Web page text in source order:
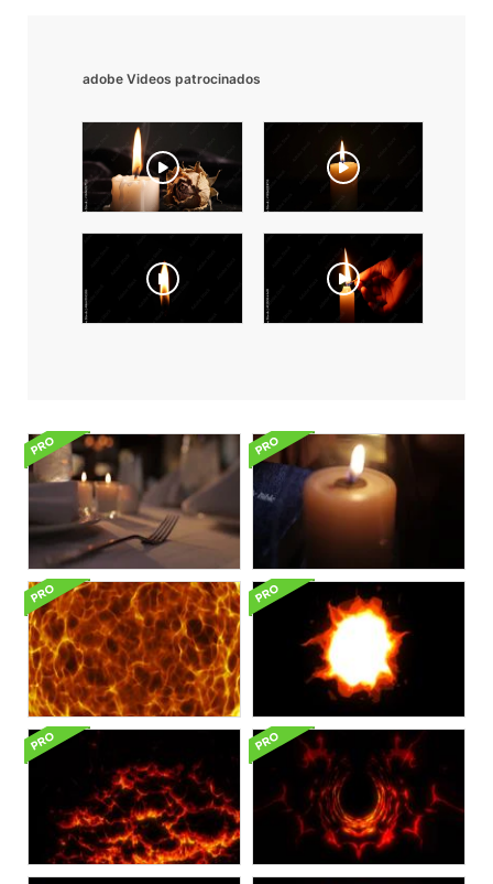
adobe Videos patrocinados